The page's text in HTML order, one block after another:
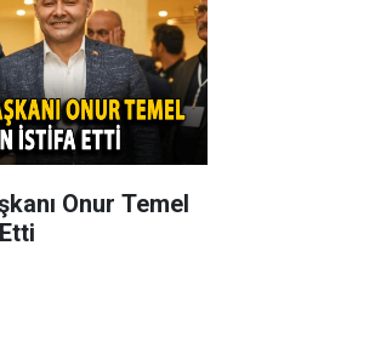
Onur Temel